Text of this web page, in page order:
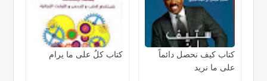
كتاب كيف نحصل دائماً
على ما نريد
كتاب كلٌ على ما يرام